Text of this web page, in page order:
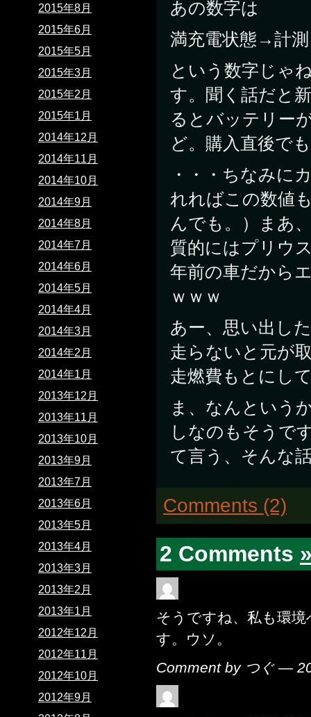
あの数字は
満充電状態→計
という数字じゃ
す。聞く話だと
るとバッテリー
ど。購入直後で
・・・ちなみに
れればこの数値
んでも。）まあ
質的にはプリウ
年前の車だから
ｗｗｗ
あー、思い出し
走らないと元が
走燃費もとにし
ま、なんという
しなのもそうで
て言う、そんな
Comments (2)
2 Comments
そうですね、私も環
す。ウソ。
Comment by つぐ —
2015年8月
2015年6月
2015年5月
2015年3月
2015年2月
2015年1月
2014年12月
2014年11月
2014年10月
2014年9月
2014年8月
2014年7月
2014年6月
2014年5月
2014年4月
2014年3月
2014年2月
2014年1月
2013年12月
2013年11月
2013年10月
2013年9月
2013年7月
2013年6月
2013年5月
2013年4月
2013年3月
2013年2月
2013年1月
2012年12月
2012年11月
2012年10月
2012年9月